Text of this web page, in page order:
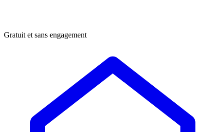
Gratuit et sans engagement